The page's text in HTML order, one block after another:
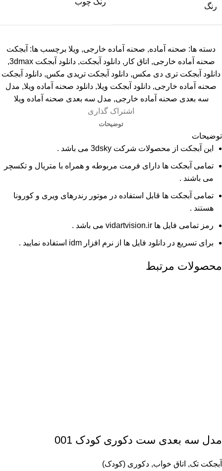
رنگ
رنگ چوب
دسته ها: صحنه آماده, صحنه آماده خارجی, ویلا برچسب ها: آبجکت
صحنه آماده خارجی, اتاق کار , دانلود آبجکت, دانلود آبجکت 3dmax
,
دانلود آبجکت تری دی مکس, دانلود آبجکت تریدی مکس, دانلود آبجکت
صحنه آماده خارجی, دانلود آبجکت ویلا, دانلود صحنه آماده ویلا, مدل
سه بعدی صحنه آماده خارجی, مدل سه بعدی صحنه آماده ویلا
اشتراک گذاری
توضیحات
توضیحات
این آبجکت از محصولات شرکت 3dsky می باشد .
تمامی آبجکت ها دارای فرمت مربوطه و همراه با متریال و تکسچر
می باشند .
تمامی آبجکت ها قابل استفاده در موتور رندرهای ویری و کورونا
هستند .
رمز تمامی فایل ها vidartvision.ir می باشد .
برای تسریع در دانلود فایل ها از نرم افزار idm استفاده نمایید .
محصولات مرتبط
مدل سه بعدی ست دکوری کودک 001
آبجکت تک, اتاق خواب, دکوری (کودک)